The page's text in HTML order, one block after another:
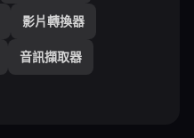
影片轉換器
音訊擷取器